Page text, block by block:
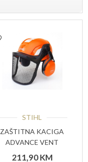
STIHL
ZAŠTITNA KACIGA
ADVANCE VENT
STIHL
211,90KM